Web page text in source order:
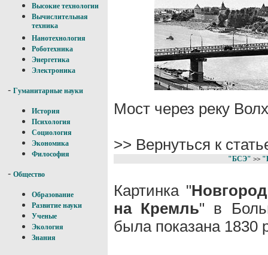
Высокие технологии
Вычислительная
техника
Нанотехнология
Роботехника
Энергетика
Электроника
- Гуманитарные науки
История
Психология
Социология
Экономика
Философия
- Общество
Образование
Развитие науки
Ученые
Экология
Знания
Мост через реку
>> Вернуться к
"БСЭ" >>
Картинка "
на Кремль" в
была показана 1830